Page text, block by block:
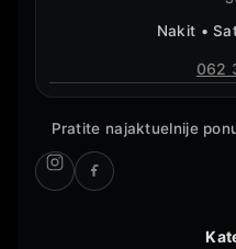
Nakit •
062
Pratite najaktuelnije